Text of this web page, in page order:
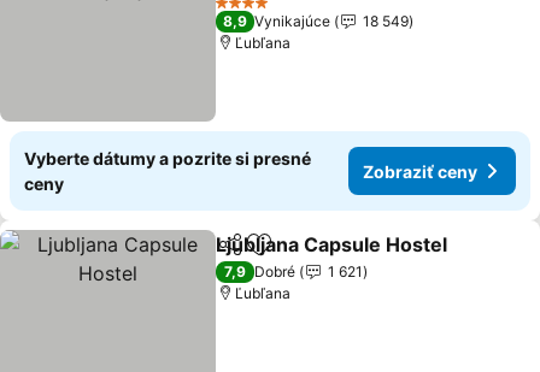
4 Počet hviezdičiek
8,9 Vynikajúce
18 549
Ľubľana
Vyberte dátumy a pozrite si presné
ceny
Zobraziť ceny
ZdieľaťPridať do obľúbených
Ljubljana Capsule Hostel
7,9 Dobré
1 621
Ľubľana